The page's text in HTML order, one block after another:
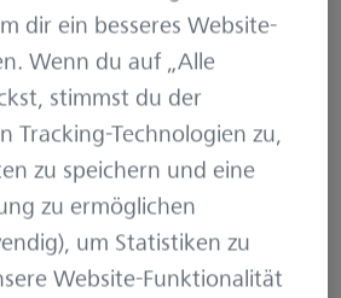
Wir hatten
Personen im Mob remote
überRemote
dir ein besseres Website-
Wenn du auf „Alle
stimmst du der
Tracking-Technologien zu,
zu speichern und eine
zu ermöglichen
um Statistiken zu
Website-Funktionalität